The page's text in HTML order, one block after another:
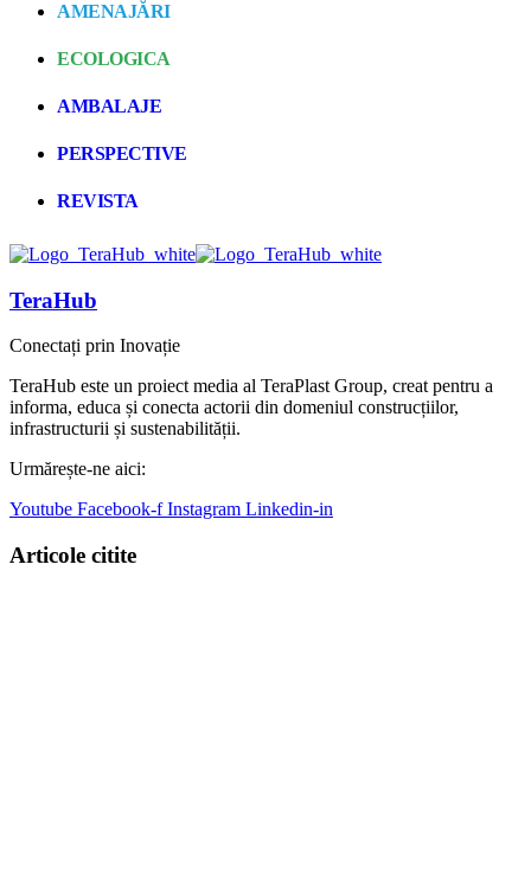
AMENAJĂRI
ECOLOGICA
AMBALAJE
PERSPECTIVE
REVISTA
TeraHub
Conectați prin Inovație
TeraHub este un proiect media al TeraPlast Group, creat pentru a
informa, educa și conecta actorii din domeniul construcțiilor,
infrastructurii și sustenabilității.
Urmărește-ne aici:
Youtube Facebook-f Instagram Linkedin-in
Articole citite